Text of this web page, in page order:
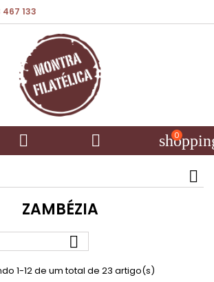
467 133
  0
ZAMBÉZIA

1-12 de um total de 23 artigo(s)